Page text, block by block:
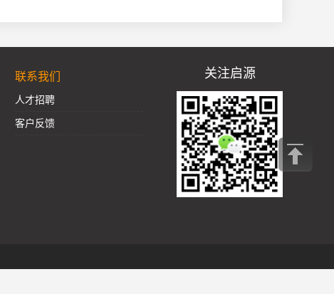
联系我们
人才招聘
客户反馈
关注启源